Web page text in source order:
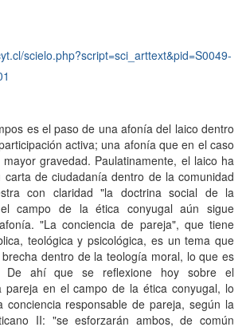
scielo.php?script=sci_arttext&pid=S0049-
es el paso de una afonía del laico dentro
activa; una afonía que en el caso
gravedad. Paulatinamente, el laico ha
carta de ciudadanía dentro de la comunidad
con claridad "la doctrina social de la
campo de la ética conyugal aún sigue
"La conciencia de pareja", que tiene
teológica y psicológica, es un tema que
dentro de la teología moral, lo que es
De ahí que se reflexione hoy sobre el
pareja en el campo de la ética conyugal, lo
conciencia responsable de pareja, según la
II: "se esforzarán ambos, de común